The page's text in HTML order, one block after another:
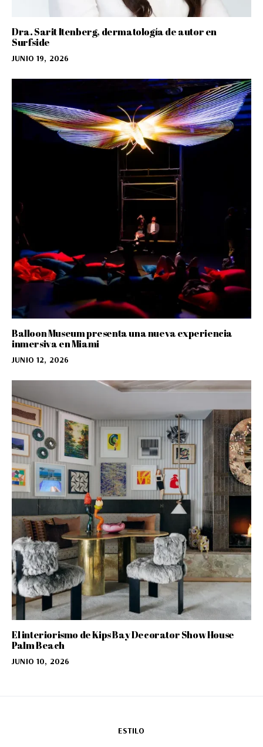
Dra. Sarit Itenberg, dermatología de autor en
Surfside
JUNIO 19, 2026
Balloon Museum presenta una nueva experiencia
inmersiva en Miami
JUNIO 12, 2026
El interiorismo de Kips Bay Decorator Show House
Palm Beach
JUNIO 10, 2026
ESTILO